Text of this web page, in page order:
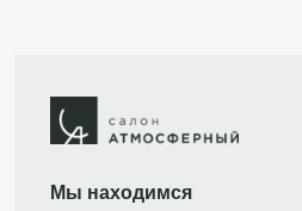
Мы находимся